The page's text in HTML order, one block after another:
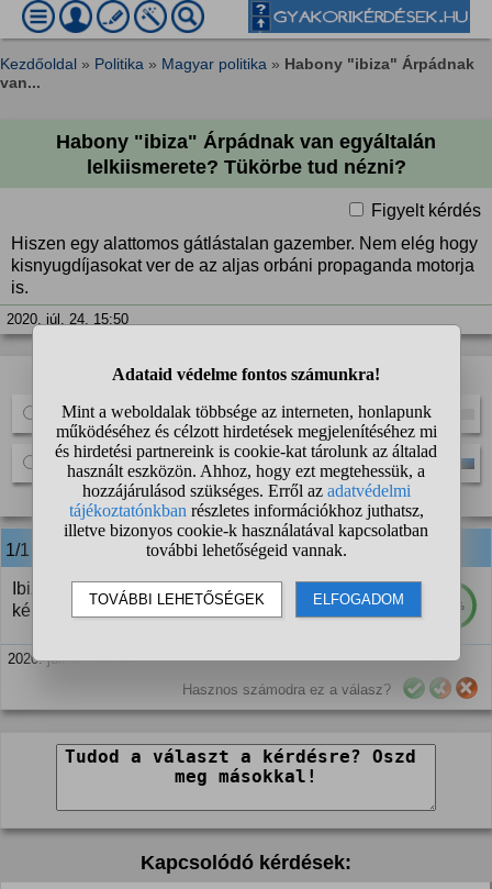
Kezdőoldal » Politika » Magyar politika » Habony "ibiza" Árpádnak
van...
Habony "ibiza" Árpádnak van egyáltalán
lelkiismerete? Tükörbe tud nézni?
Figyelt kérdés
Hiszen egy alattomos gátlástalan gazember. Nem elég hogy
kisnyugdíjasokat ver de az aljas orbáni propaganda motorja
is.
2020. júl. 24. 15:50
A kérdező szavazást indított:
Van neki.
Sosem volt.
14 szavazat
1/1 válasza:
82%
Ibiza-Árpi tökéletesen beleillik a fidesz-banda
képébe.
2020. júl. 24. 16:10
Hasznos számodra ez a válasz?
Kapcsolódó kérdések: